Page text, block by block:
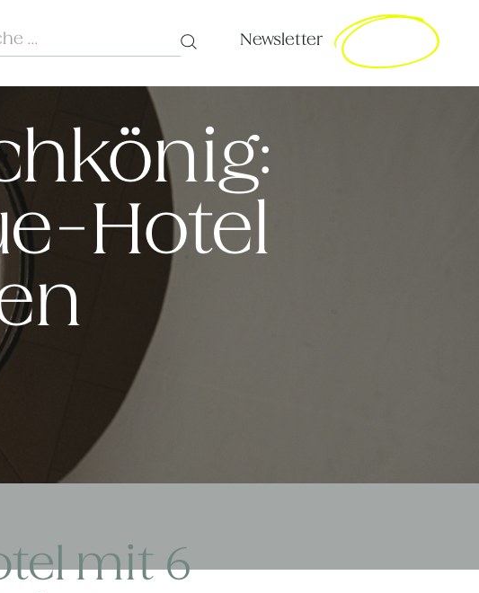
Search
Newsletter
Hotel
mit 6